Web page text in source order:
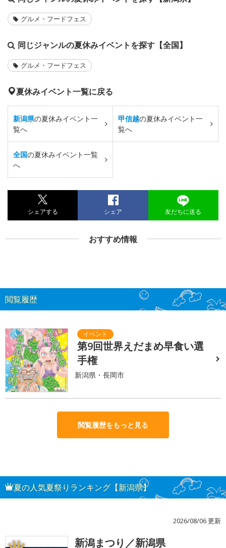
グルメ・フードフェス
同じジャンルの夏休みイベントを探す【全国】
グルメ・フードフェス
夏休みイベント一覧に戻る
新潟県の夏休みイベント一
覧へ
甲信越の夏休みイベント一
覧へ
全国の夏休みイベント一覧
へ
シェアする シェア 友だちに送る
おすすめ情報
閲覧履歴
第9回世界えだまめ早食い選
手権
新潟県・長岡市
閲覧履歴をもっと見る
夏の人気夏祭りランキング【新潟県】
2026/08/06 更新
新潟まつり／新潟県